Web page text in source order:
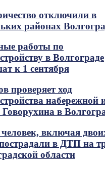
отключили в
районах
работы по
в Волгограде
к 1 сентября
проверяет ход
набережной
Говорухина в
включая
в ДТП на
области